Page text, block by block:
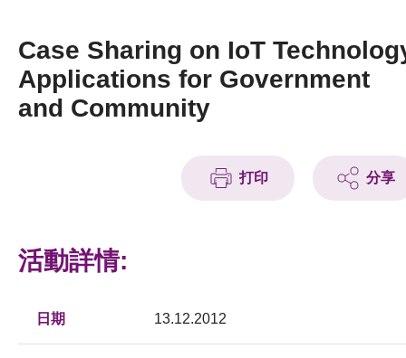
新聞中心
資訊中心
Case Sharing on IoT
Applications for Government
and Community
打印 分享
活動詳情:
日期 13.12.2012